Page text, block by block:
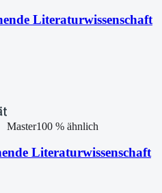
Literaturwissenschaft
Master100% ähnlich
Literaturwissenschaft